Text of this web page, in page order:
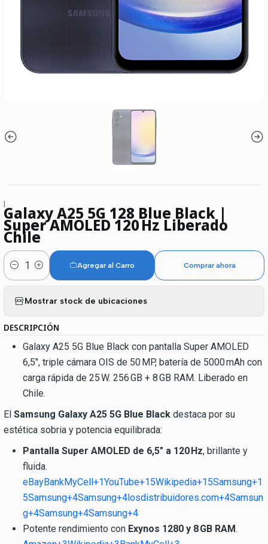
|Galaxy A25 5G 128 Blue Black |
Super AMOLED 120 Hz Liberado
Chile
Cantidad
Agregar al Carro Comprar ahora
Mostrar stock de ubicaciones
DESCRIPCIÓN
Galaxy A25 5G Blue Black con pantalla Super AMOLED
6,5″, triple cámara OIS de 50 MP, batería de 5000 mAh con
carga rápida de 25 W. 256 GB + 8 GB RAM. Liberado en
Chile.
El Samsung Galaxy A25 5G Blue Black destaca por su
estética sobria y potencia equilibrada:
Pantalla Super AMOLED de 6,5″ a 120 Hz, brillante y
fluida.
eBayBankMyCell+1YouTube+15Wikipedia+15Samsung+1
5Samsung+4Samsung+4losdistribuidores.com+4Samsun
g+4Samsung+4Samsung+4
Potente rendimiento con Exynos 1280 y 8 GB RAM.